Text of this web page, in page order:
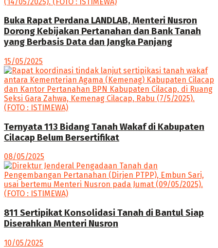
Buka Rapat Perdana LANDLAB, Menteri Nusron
Dorong Kebijakan Pertanahan dan Bank Tanah
yang Berbasis Data dan Jangka Panjang
15/05/2025
Ternyata 113 Bidang Tanah Wakaf di Kabupaten
Cilacap Belum Bersertifikat
08/05/2025
811 Sertipikat Konsolidasi Tanah di Bantul Siap
Diserahkan Menteri Nusron
10/05/2025